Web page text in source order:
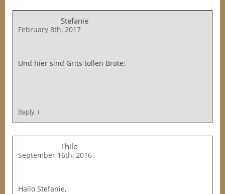
Stefanie
February 8th, 2017
Und hier sind Grits tollen Brote:
Reply ↓
Thilo
September 16th, 2016
Hallo Stefanie,